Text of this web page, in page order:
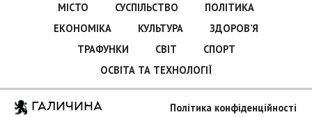
МІСТО СУСПІЛЬСТВО
ПОЛІТИКА
ЕКОНОМІКА
КУЛЬТУРА
ЗДОРОВ’Я
ТРАФУНКИ
СВІТ
СПОРТ
ОСВІТА ТА ТЕХНОЛОГІЇ
ГАЛИЧИНА Політика конфіденційності